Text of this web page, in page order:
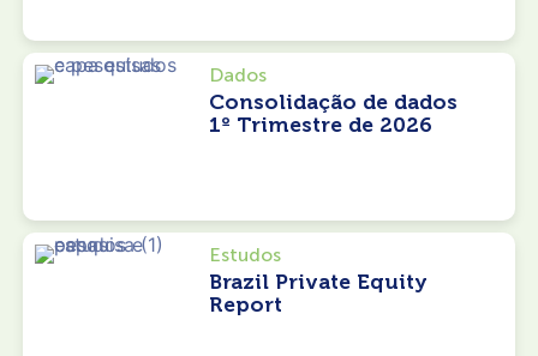
Dados
Consolidação de dados
1º Trimestre de 2026
Estudos
Brazil Private Equity
Report